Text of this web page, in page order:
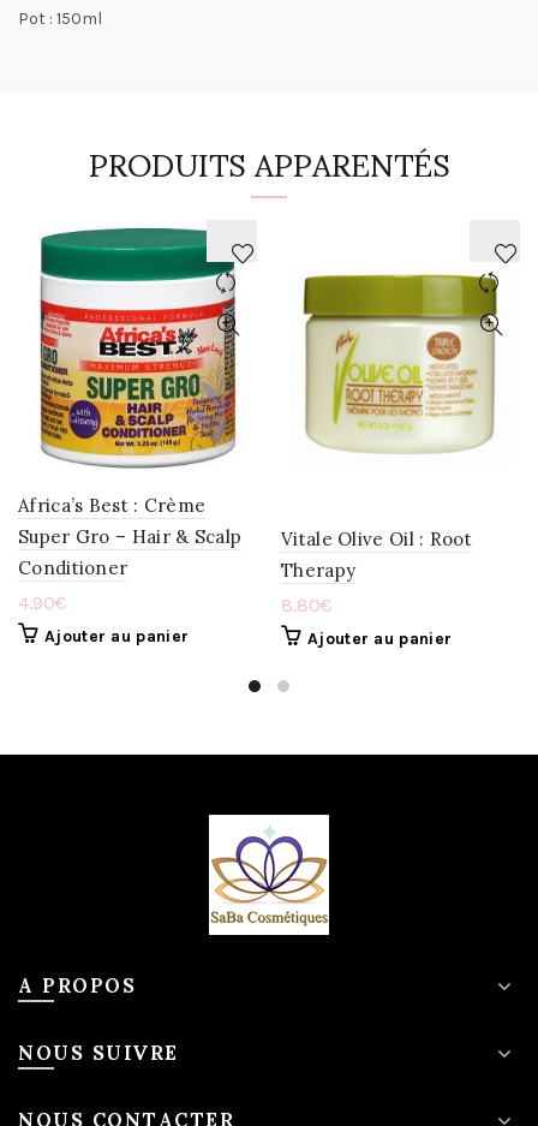
Pot : 150ml
PRODUITS APPARENTÉS
Africa’s Best : Crème
Super Gro – Hair & Scalp
Conditioner
4.90€
Ajouter au panier
Vitale Olive Oil : Root
Therapy
8.80€
Ajouter au panier
A PROPOS
NOUS SUIVRE